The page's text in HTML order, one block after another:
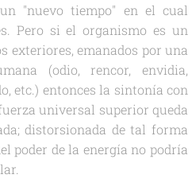
"nuevo tiempo" en el cual
Pero si el organismo es un
exteriores, emanados por una
(odio, rencor, envidia,
etc.) entonces la sintonía con
universal superior queda
distorsionada de tal forma
poder de la energía no podría